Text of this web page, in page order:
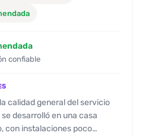
confiable
calidad general del servicio
desarrolló en una casa
con instalaciones poco